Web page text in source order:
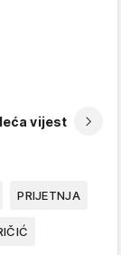
vijest
PRIJETNJA